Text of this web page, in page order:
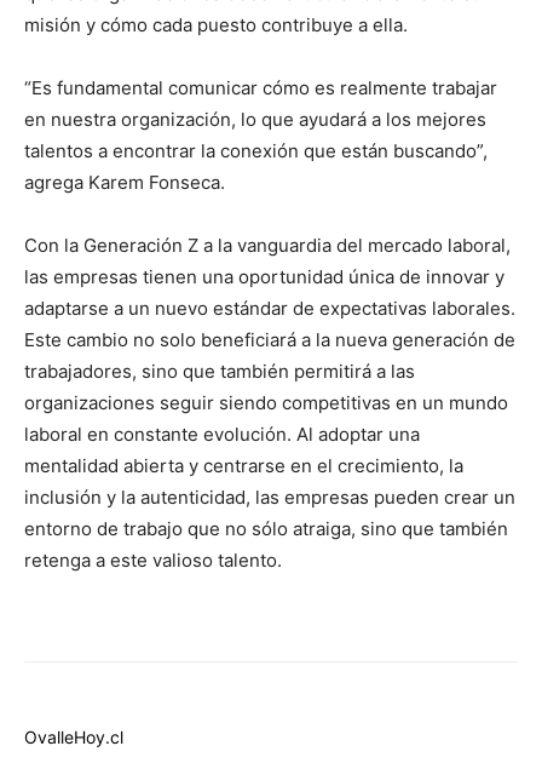
misión y cómo cada puesto contribuye a ella.
“Es fundamental comunicar cómo es realmente trabajar
en nuestra organización, lo que ayudará a los mejores
talentos a encontrar la conexión que están buscando”,
agrega Karem Fonseca.
Con la Generación Z a la vanguardia del mercado laboral,
las empresas tienen una oportunidad única de innovar y
adaptarse a un nuevo estándar de expectativas laborales.
Este cambio no solo beneficiará a la nueva generación de
trabajadores, sino que también permitirá a las
organizaciones seguir siendo competitivas en un mundo
laboral en constante evolución. Al adoptar una
mentalidad abierta y centrarse en el crecimiento, la
inclusión y la autenticidad, las empresas pueden crear un
entorno de trabajo que no sólo atraiga, sino que también
retenga a este valioso talento.
OvalleHoy.cl